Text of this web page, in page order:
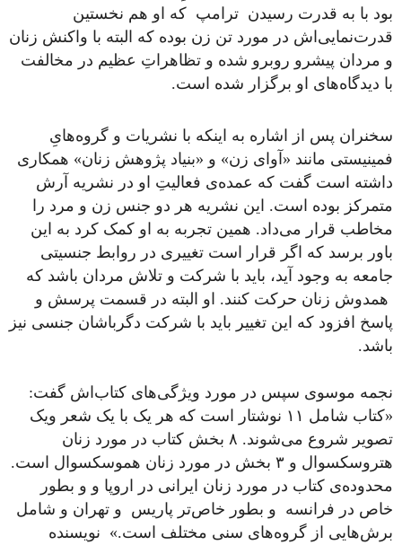
بود با به قدرت رسیدن ترامپ که او هم نخستین
قدرت‌نمایی‌اش در مورد تن زن بوده که البته با واکنش زنان
و مردان پیشرو روبرو شده و تظاهراتِ عظیم در مخالفت
با دیدگاه‌های او برگزار شده است.
سخنران پس از اشاره به اینکه با نشریات و گروه‌هایِ
فمینیستی مانند «آوای زن» و «بنیاد پژوهش زنان» همکاری
داشته است گفت که عمده‌ی فعالیتِ او در نشریه آرش
متمرکز بوده است. این نشریه هر دو جنس زن و مرد را
مخاطب قرار می‌داد. همین تجربه به او کمک کرد به این
باور برسد که اگر قرار است تغییری در روابط جنسیتی
جامعه به وجود آید، باید با شرکت و تلاش مردان باشد که
همدوش زنان حرکت کنند. او البته در قسمت پرسش و
پاسخ افزود که این تغییر باید با شرکت دگرباشان جنسی نیز
باشد.
نجمه موسوی سپس در مورد ویژگی‌های کتاب‌اش گفت:
«کتاب شامل ۱۱ نوشتار است که هر یک با یک شعر ویک
تصویر شروع می‌شوند. ۸ بخش کتاب در مورد زنان
هتروسکسوال و ۳ بخش در مورد زنان هموسکسوال است.
محدوده‌ی کتاب در مورد زنان ایرانی در اروپا و و بطور
خاص در فرانسه و بطور خاص‌تر پاریس و تهران و شامل
برش‌هایی از گروه‌های سنی مختلف است.» نویسنده